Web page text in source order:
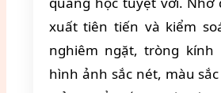
xuất tiên tiến và kiểm
nghiêm ngặt, tròng kính
hình ảnh sắc nét, màu